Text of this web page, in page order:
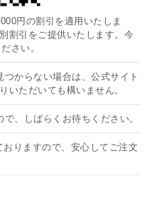
円の割引を適用いたしま
割引をご提供いたします。今
さい。
からない場合は、公式サイト
いただいても構いません。
、しばらくお待ちください。
りますので、安心してご注文